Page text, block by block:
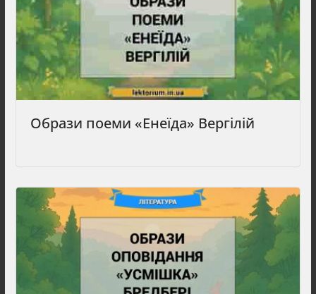
Образи поеми «Енеїда» Вергілій